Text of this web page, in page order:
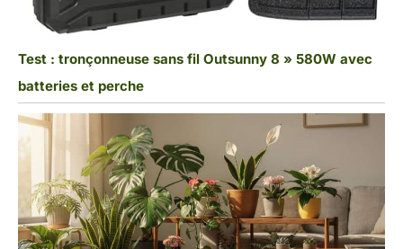
Test : tronçonneuse sans fil Outsunny 8 » 580W avec
batteries et perche